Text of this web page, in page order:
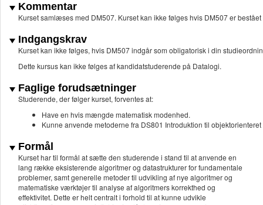
Kommentar
Kurset samlæses med DM507. Kurset kan ikke følges hvis DM507 er
Indgangskrav
Kurset kan ikke følges, hvis DM507 indgår som obligatorisk i din
Dette kursus kan ikke følges af kandidatstuderende på Datalogi.
Faglige forudsætninger
Studerende, der følger kurset, forventes at:
Have en hvis mængde matematisk modenhed.
Kunne anvende metoderne fra DS801 Introduktion til
Formål
Kurset har til formål at sætte den studerende i stand til at anvende en
lang række eksisterende algoritmer og datastrukturer for fundamentale
problemer, samt generelle metoder til udvikling af nye algoritmer og
matematiske værktøjer til analyse af algoritmers korrekthed og
effektivitet. Dette er helt centralt i forhold til at kunne udvikle